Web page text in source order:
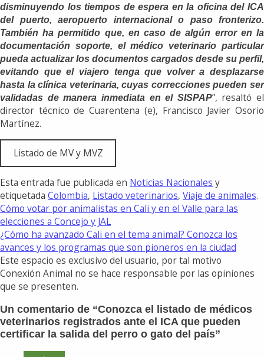
disminuyendo los tiempos de espera en la oficina del ICA
del puerto, aeropuerto internacional o paso fronterizo.
También ha permitido que, en caso de algún error en la
documentación soporte, el médico veterinario particular
pueda actualizar los documentos cargados desde su perfil,
evitando que el viajero tenga que volver a desplazarse
hasta la clínica veterinaria, cuyas correcciones pueden ser
validadas de manera inmediata en el SISPAP”, resaltó el
director técnico de Cuarentena (e), Francisco Javier Osorio
Martínez.
Listado de MV y MVZ
Esta entrada fue publicada en Noticias Nacionales y
etiquetada Colombia, Listado veterinarios, Viaje de animales.
Cómo votar por animalistas en Cali y en el Valle para las
elecciones a Concejo y JAL
¿Cómo ha avanzado Cali en el tema animal? Conozca los
avances y los programas que son pioneros en la ciudad
Este espacio es exclusivo del usuario, por tal motivo
Conexión Animal no se hace responsable por las opiniones
que se presenten.
Un comentario de “Conozca el listado de médicos
veterinarios registrados ante el ICA que pueden
certificar la salida del perro o gato del país”